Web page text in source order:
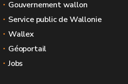
Gouvernement wallon
Service public de Wallonie
Wallex
Géoportail
Jobs